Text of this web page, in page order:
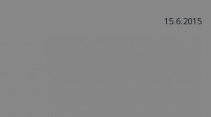
15.6.2015